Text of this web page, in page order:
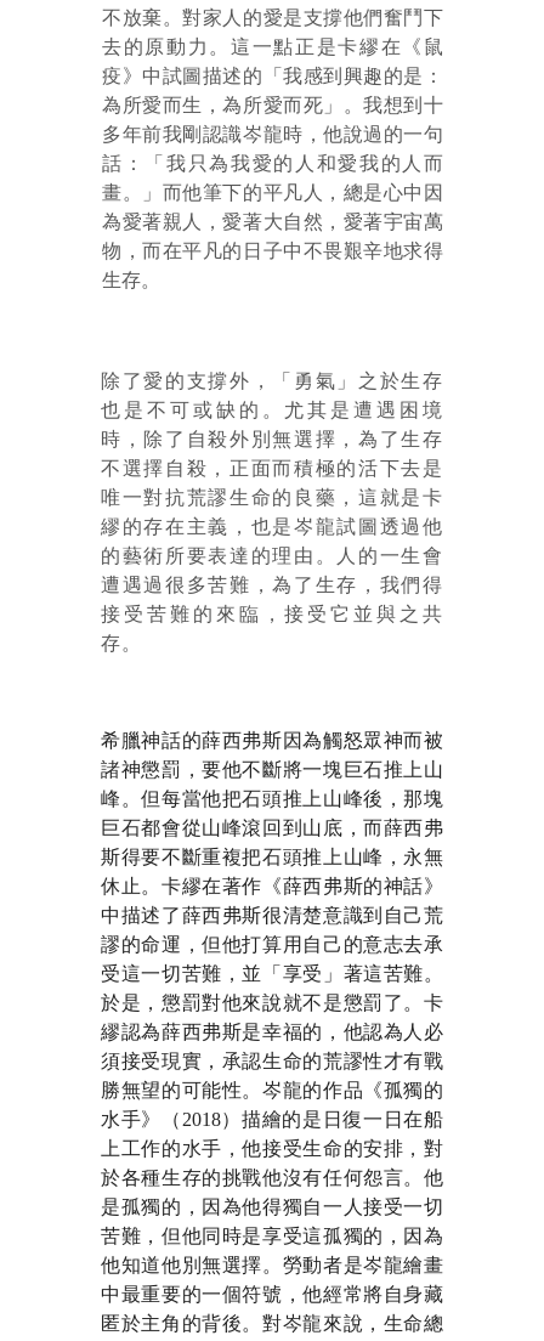
不放棄。對家人的愛是支撐他們奮鬥下
去的原動力。這一點正是卡繆在《鼠
疫》中試圖描述的「我感到興趣的是：
為所愛而生，為所愛而死」。我想到十
多年前我剛認識岑龍時，他說過的一句
話：「我只為我愛的人和愛我的人而
畫。」而他筆下的平凡人，總是心中因
為愛著親人，愛著大自然，愛著宇宙萬
物，而在平凡的日子中不畏艱辛地求得
生存。
除了愛的支撐外，「勇氣」之於生存
也是不可或缺的。尤其是遭遇困境
時，除了自殺外別無選擇，為了生存
不選擇自殺，正面而積極的活下去是
唯一對抗荒謬生命的良藥，這就是卡
繆的存在主義，也是岑龍試圖透過他
的藝術所要表達的理由。人的一生會
遭遇過很多苦難，為了生存，我們得
接受苦難的來臨，接受它並與之共
存。
希臘神話的薛西弗斯因為觸怒眾神而被
諸神懲罰，要他不斷將一塊巨石推上山
峰。但每當他把石頭推上山峰後，那塊
巨石都會從山峰滾回到山底，而薛西弗
斯得要不斷重複把石頭推上山峰，永無
休止。卡繆在著作《薛西弗斯的神話》
中描述了薛西弗斯很清楚意識到自己荒
謬的命運，但他打算用自己的意志去承
受這一切苦難，並「享受」著這苦難。
於是，懲罰對他來說就不是懲罰了。卡
繆認為薛西弗斯是幸福的，他認為人必
須接受現實，承認生命的荒謬性才有戰
勝無望的可能性。岑龍的作品《孤獨的
水手》（2018）描繪的是日復一日在船
上工作的水手，他接受生命的安排，對
於各種生存的挑戰他沒有任何怨言。他
是孤獨的，因為他得獨自一人接受一切
苦難，但他同時是享受這孤獨的，因為
他知道他別無選擇。勞動者是岑龍繪畫
中最重要的一個符號，他經常將自身藏
匿於主角的背後。對岑龍來說，生命總